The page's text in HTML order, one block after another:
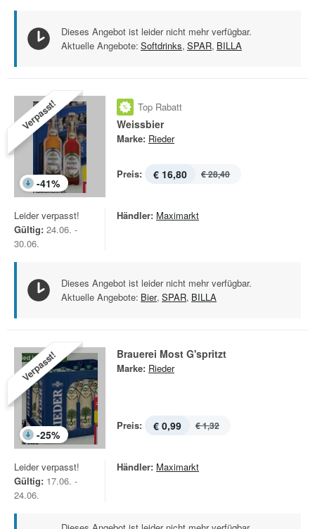
Dieses Angebot ist leider nicht mehr verfügbar.
Aktuelle Angebote: Softdrinks, SPAR, BILLA
Verpasst!
-41%
Top Rabatt
Weissbier
Marke: Rieder
Preis: € 16,80 € 28,40
Leider verpasst!
Gültig: 24.06. -
30.06.
Händler: Maximarkt
Dieses Angebot ist leider nicht mehr verfügbar.
Aktuelle Angebote: Bier, SPAR, BILLA
Verpasst!
-25%
Brauerei Most G'spritzt
Marke: Rieder
Preis: € 0,99 € 1,32
Leider verpasst!
Gültig: 17.06. -
24.06.
Händler: Maximarkt